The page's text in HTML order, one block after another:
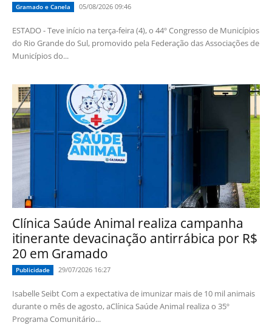
Gramado e Canela 05/08/2026 09:46
ESTADO - Teve início na terça-feira (4), o 44º Congresso de Municípios
do Rio Grande do Sul, promovido pela Federação das Associações de
Municípios do...
Clínica Saúde Animal realiza campanha
itinerante devacinação antirrábica por R$
20 em Gramado
Publicidade 29/07/2026 16:27
Isabelle Seibt Com a expectativa de imunizar mais de 10 mil animais
durante o mês de agosto, aClínica Saúde Animal realiza o 35º
Programa Comunitário...